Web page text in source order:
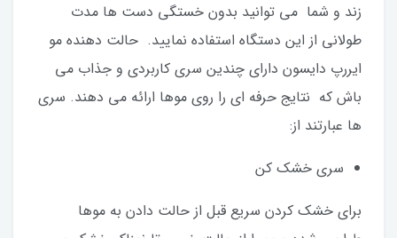
زند و شما می توانید بدون خستگی دست ها مدت
طولانی از این دستگاه استفاده نمایید. حالت دهنده مو
ایررپ دایسون دارای چندین سری کاربردی و جذاب می
باش که نتایج حرفه ای را روی موها ارائه می دهند. سری
ها عبارتند از:
سری خشک کن
برای خشک کردن سریع قبل از حالت دادن به موها